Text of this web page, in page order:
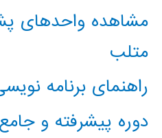
مشاهده واحدهای
متلب
راهنمای برنامه
دوره پیشرفته و